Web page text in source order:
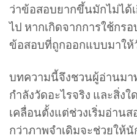
ว่าข้อสอบยากขึ้นมักไม่ได้
ไป หากเกิดจากการใช้กร
ข้อสอบที่ถูกออกแบบมาใ
บทความนี้จึงชวนผู้อ่านมา
กำลังวัดอะไรจริง และสิ่ง
เคลื่อนตั้งแต่ช่วงเริ่มอ่าน
กว่าภาพจำเดิมจะช่วยให้